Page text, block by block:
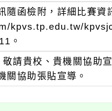
隨函檢附，詳細比賽
kpvs.tp.edu.tw/
。
請貴校、貴機關協助
關協助張貼宣導。